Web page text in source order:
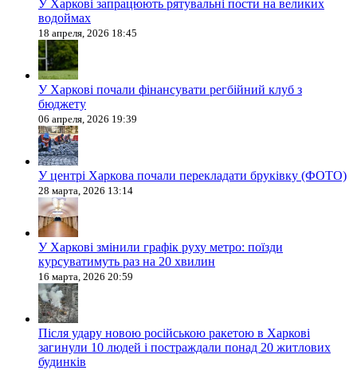
У Харкові запрацюють рятувальні пости на великих
водоймах
18 апреля, 2026 18:45
У Харкові почали фінансувати регбійний клуб з
бюджету
06 апреля, 2026 19:39
У центрі Харкова почали перекладати бруківку (ФОТО)
28 марта, 2026 13:14
У Харкові змінили графік руху метро: поїзди
курсуватимуть раз на 20 хвилин
16 марта, 2026 20:59
Після удару новою російською ракетою в Харкові
загинули 10 людей і постраждали понад 20 житлових
будинків